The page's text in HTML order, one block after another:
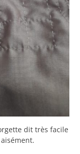
dit très facile